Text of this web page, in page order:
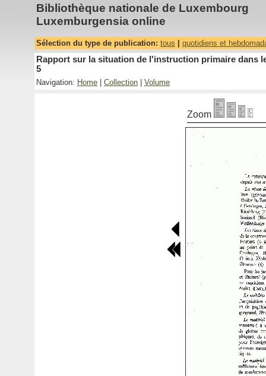
Bibliothèque nationale de Luxembourg
Luxemburgensia online
Sélection du type de publication: tous quotidiens et
Rapport sur la situation de l'instruction primaire dans
5
Navigation: Home Collection Volume
Zoom